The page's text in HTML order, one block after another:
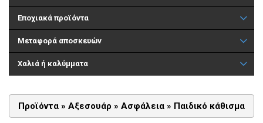
Εποχιακά προϊόντα
Μεταφορά αποσκευών
Χαλιά ή καλύμματα
Προϊόντα » Αξεσουάρ » Ασφάλεια » Παιδικό κάθισμα